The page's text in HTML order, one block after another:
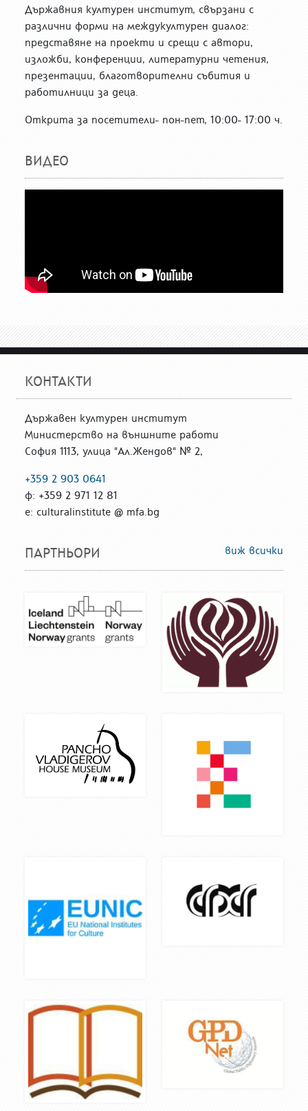
Държавния културен институт, свързани с
различни форми на междукултурен диалог:
представяне на проекти и срещи с автори,
изложби, конференции, литературни четения,
презентации, благотворителни събития и
работилници за деца.
Открита за посетители- пон-пет, 10:00- 17:00 ч.
ВИДЕО
КОНТАКТИ
Държавен културен институт
Министерство на външните работи
София 1113, улица "Ал.Жендов" № 2,
+359 2 903 0641
ф: +359 2 971 12 81
е: culturalinstitute @ mfa.bg
ПАРТНЬОРИ виж всички